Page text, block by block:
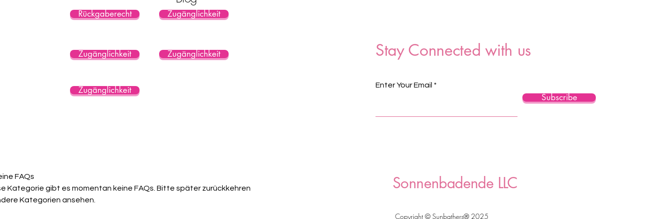
Rückgaberecht Zugänglichkeit
Zugänglichkeit Zugänglichkeit
Zugänglichkeit
Stay Connected with us
Enter Your Email
Subscribe
Sonnenbadende LLC
Copyright © Sunbathers® 2025
FAQs
Kategorie gibt es momentan keine FAQs. Bitte später zurückkehren
Kategorien ansehen.